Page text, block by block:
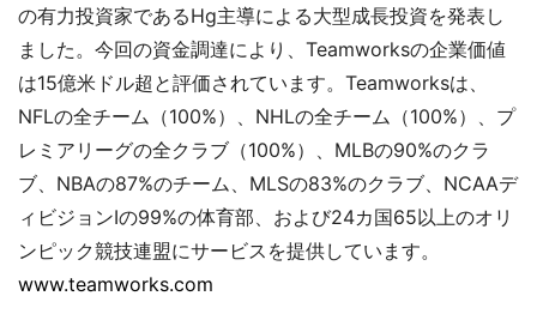
の有力投資家であるHg主導による大型成長投資を発表し
ました。今回の資金調達により、Teamworksの企業価値
は15億米ドル超と評価されています。Teamworksは、
NFLの全チーム（100%）、NHLの全チーム（100%）、プ
レミアリーグの全クラブ（100%）、MLBの90%のクラ
ブ、NBAの87%のチーム、MLSの83%のクラブ、NCAAデ
ィビジョンIの99%の体育部、および24カ国65以上のオリ
ンピック競技連盟にサービスを提供しています。
www.teamworks.com